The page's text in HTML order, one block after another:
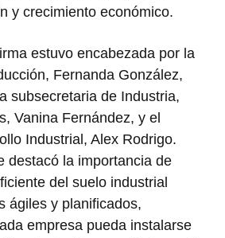
y crecimiento económico.
estuvo encabezada por la
Fernanda González,
subsecretaria de Industria,
Vanina Fernández, y el
Industrial, Alex Rodrigo.
destacó la importancia de
del suelo industrial
ágiles y planificados,
empresa pueda instalarse